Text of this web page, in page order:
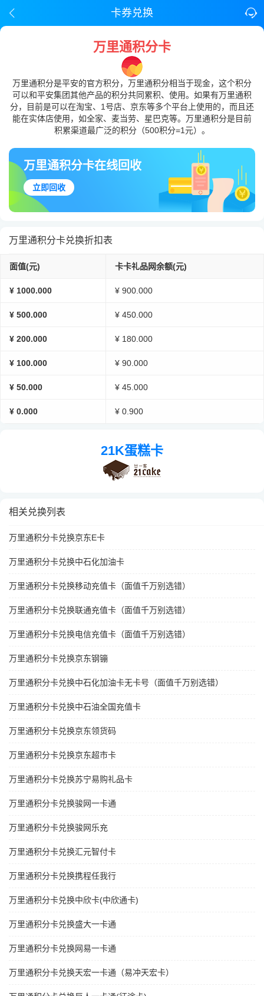
卡券兑换
万里通积分卡
万里通积分是平安的官方积分，万里通积分相当于现金，这个积分
可以和平安集团其他产品的积分共同累积、使用。如果有万里通积
分，目前是可以在淘宝、1号店、京东等多个平台上使用的，而且还
能在实体店使用，如全家、麦当劳、星巴克等。万里通积分是目前
积累渠道最广泛的积分（500积分=1元）。
万里通积分卡在线回收
立即回收
万里通积分卡兑换折扣表
面值(元) 卡卡礼品网余额(元)
¥ 1000.000 ¥ 900.000
¥ 500.000 ¥ 450.000
¥ 200.000 ¥ 180.000
¥ 100.000 ¥ 90.000
¥ 50.000 ¥ 45.000
¥ 0.000 ¥ 0.900
21K蛋糕卡
相关兑换列表
万里通积分卡兑换京东E卡
万里通积分卡兑换中石化加油卡
万里通积分卡兑换移动充值卡（面值千万别选错）
万里通积分卡兑换联通充值卡（面值千万别选错）
万里通积分卡兑换电信充值卡（面值千万别选错）
万里通积分卡兑换京东钢镚
万里通积分卡兑换中石化加油卡无卡号（面值千万别选错）
万里通积分卡兑换中石油全国充值卡
万里通积分卡兑换京东领货码
万里通积分卡兑换京东超市卡
万里通积分卡兑换苏宁易购礼品卡
万里通积分卡兑换骏网一卡通
万里通积分卡兑换骏网乐充
万里通积分卡兑换汇元智付卡
万里通积分卡兑换携程任我行
万里通积分卡兑换中欣卡(中欣通卡)
万里通积分卡兑换盛大一卡通
万里通积分卡兑换网易一卡通
万里通积分卡兑换天宏一卡通（易冲天宏卡）